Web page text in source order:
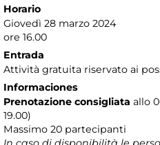
Horario
Giovedì 28 marzo 2024
ore 16.00
Entrada
Attività gratuita riservato ai
Informaciones
Prenotazione consigliata allo
19.00)
Massimo 20 partecipanti